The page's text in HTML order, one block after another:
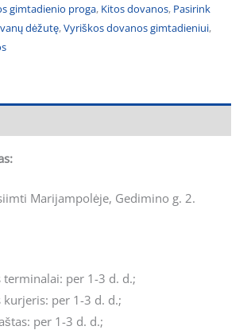
gimtadienio proga, Kitos dovanos, Pasirink
dėžutę,Vyriškos dovanos gimtadieniui,
Marijampolėje, Gedimino g. 2.
terminalai: per 1-3 d. d.;
kurjeris: per 1-3 d. d.;
per 1-3 d. d.;